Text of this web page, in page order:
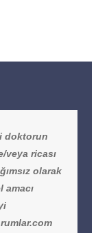
doktorun
veya ricası
olarak
amacı